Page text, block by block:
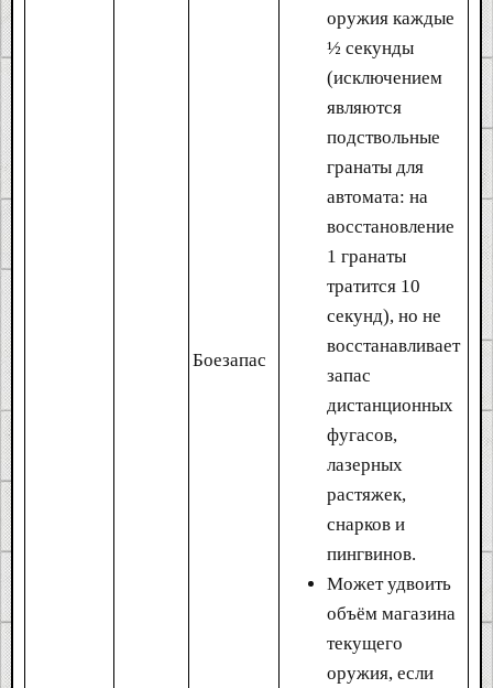
Боезапас
оружия каждые
½ секунды
(исключением
являются
подствольные
гранаты для
автомата: на
восстановление
1 гранаты
тратится 10
секунд), но не
восстанавливает
запас
дистанционных
фугасов,
лазерных
растяжек,
снарков и
пингвинов.
Может удвоить
объём магазина
текущего
оружия, если